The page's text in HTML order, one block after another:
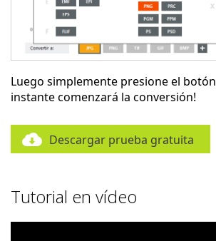
Luego simplemente presione el botón
instante comenzará la conversión!
Descargar prueba gratuita
Tutorial en vídeo